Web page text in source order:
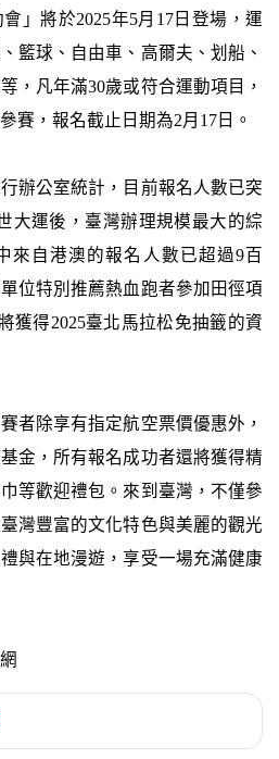
會」將於2025年5月17日登場，運
籃球、自由車、高爾夫、划船、
，凡年滿30歲或符合運動項目，
賽，報名截止日期為2月17日。
辦公室統計，目前報名人數已突
大運後，臺灣辦理規模最大的綜
來自港澳的報名人數已超過9百
位特別推薦熱血跑者參加田徑項
獲得2025臺北馬拉松免抽籤的資
者除享有指定航空票價優惠外，
金，所有報名成功者還將獲得精
等歡迎禮包。來到臺灣，不僅參
灣豐富的文化特色與美麗的觀光
與在地漫遊，享受一場充滿健康